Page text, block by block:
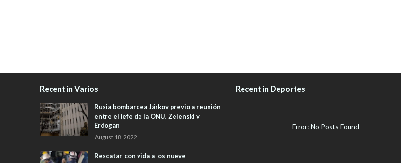
Recent in Varios
Rusia bombardea Járkov previo a reunión
entre el jefe de la ONU, Zelenski y
Erdogan
August 18, 2022
Rescatan con vida a los nueve
Recent in Deportes
Error: No Posts Found